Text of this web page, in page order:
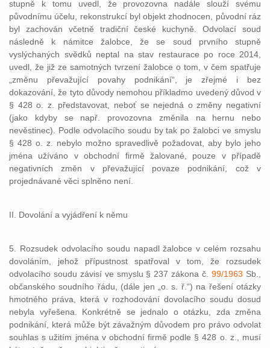
stupně k tomu uvedl, že provozovna nadále slouží svému
původnímu účelu, rekonstrukcí byl objekt zhodnocen, původní ráz
byl zachován včetně tradiční české kuchyně. Odvolací soud
následně k námitce žalobce, že se soud prvního stupně
vyslýchaných svědků neptal na stav restaurace po roce 2014,
uvedl, že již ze samotných tvrzení žalobce o tom, v čem spatřuje
„změnu převažující povahy podnikání“, je zřejmé i bez
dokazování, že tyto důvody nemohou příkladmo uvedený důvod v
§ 428 o. z. představovat, neboť se nejedná o změny negativní
(jako kdyby se např. provozovna změnila na hernu nebo
nevěstinec). Podle odvolacího soudu by tak po žalobci ve smyslu
§ 428 o. z. nebylo možno spravedlivě požadovat, aby bylo jeho
jména užíváno v obchodní firmě žalované, pouze v případě
negativních změn v převažující povaze podnikání, což v
projednávané věci splněno není.
II. Dovolání a vyjádření k němu
5. Rozsudek odvolacího soudu napadl žalobce v celém rozsahu
dovoláním, jehož přípustnost spatřoval v tom, že rozsudek
odvolacího soudu závisí ve smyslu § 237 zákona č.99/1963 Sb.,
občanského soudního řádu, (dále jen „o. s. ř.“) na řešení otázky
hmotného práva, která v rozhodování dovolacího soudu dosud
nebyla vyřešena. Konkrétně se jednalo o otázku, zda změna
podnikání, která může být závažným důvodem pro právo odvolat
souhlas s užitím jména v obchodní firmě podle § 428 o. z., musí